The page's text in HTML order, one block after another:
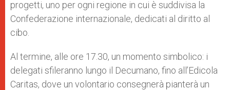
progetti, uno per ogni regione in cui è suddivisa la
Confederazione internazionale, dedicati al diritto al
cibo.
Al termine, alle ore 17.30, un momento simbolico: i
delegati sfileranno lungo il Decumano, fino all’Edicola
Caritas, dove un volontario consegnerà pianterà un